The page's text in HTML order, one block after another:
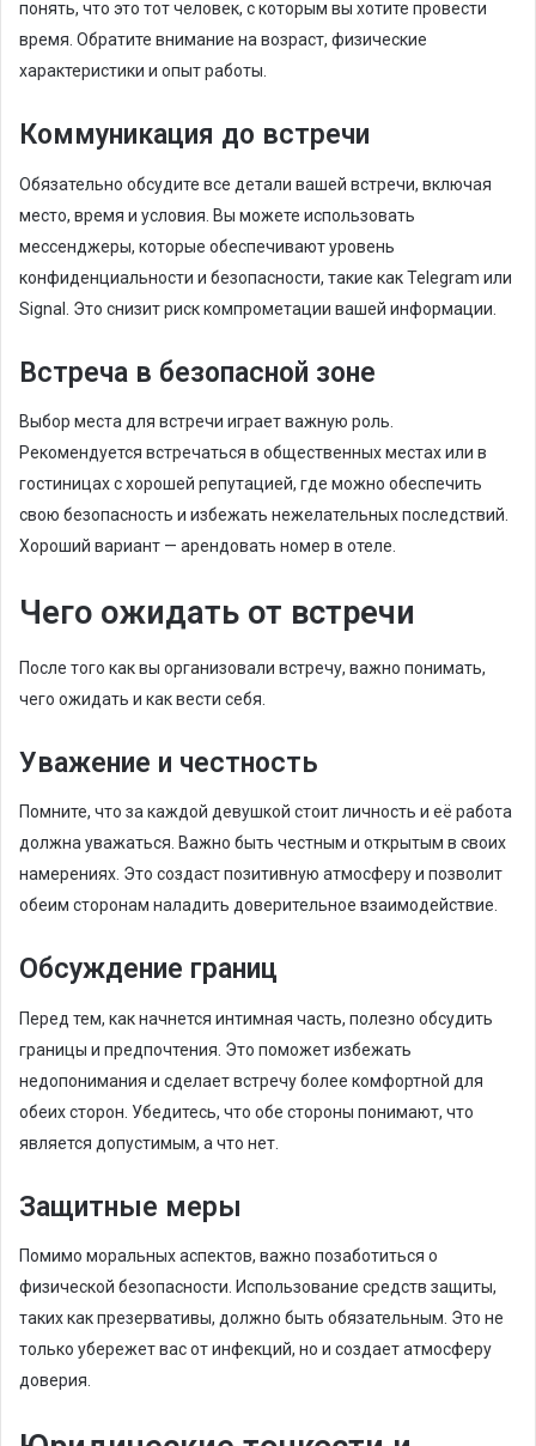
понять, что это тот человек, с которым вы хотите провести
время. Обратите внимание на возраст, физические
характеристики и опыт работы.
Коммуникация до встречи
Обязательно обсудите все детали вашей встречи, включая
место, время и условия. Вы можете использовать
мессенджеры, которые обеспечивают уровень
конфиденциальности и безопасности, такие как Telegram или
Signal. Это снизит риск компрометации вашей информации.
Встреча в безопасной зоне
Выбор места для встречи играет важную роль.
Рекомендуется встречаться в общественных местах или в
гостиницах с хорошей репутацией, где можно обеспечить
свою безопасность и избежать нежелательных последствий.
Хороший вариант — арендовать номер в отеле.
Чего ожидать от встречи
После того как вы организовали встречу, важно понимать,
чего ожидать и как вести себя.
Уважение и честность
Помните, что за каждой девушкой стоит личность и её работа
должна уважаться. Важно быть честным и открытым в своих
намерениях. Это создаст позитивную атмосферу и позволит
обеим сторонам наладить доверительное взаимодействие.
Обсуждение границ
Перед тем, как начнется интимная часть, полезно обсудить
границы и предпочтения. Это поможет избежать
недопонимания и сделает встречу более комфортной для
обеих сторон. Убедитесь, что обе стороны понимают, что
является допустимым, а что нет.
Защитные меры
Помимо моральных аспектов, важно позаботиться о
физической безопасности. Использование средств защиты,
таких как презервативы, должно быть обязательным. Это не
только убережет вас от инфекций, но и создает атмосферу
доверия.